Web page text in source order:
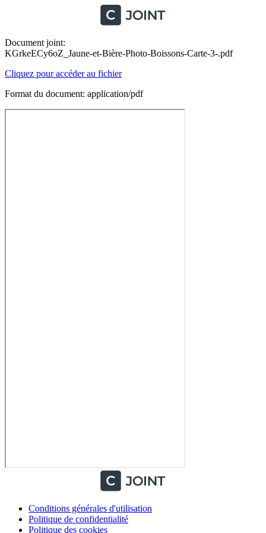
Document joint:
KGrkeECy6oZ_Jaune-et-Bière-Photo-Boissons-Carte-3-.pdf
Cliquez pour accéder au fichier
Format du document: application/pdf
Conditions générales d'utilisation
Politique de confidentialité
Politique des cookies